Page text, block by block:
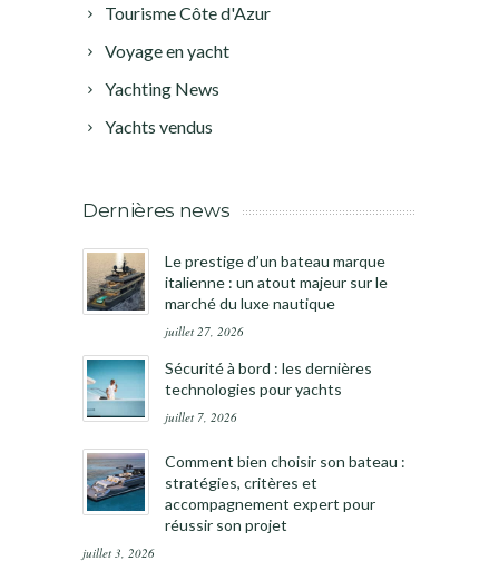
Tourisme Côte d'Azur
Voyage en yacht
Yachting News
Yachts vendus
Dernières news
Le prestige d’un bateau marque
italienne : un atout majeur sur le
marché du luxe nautique
juillet 27, 2026
Sécurité à bord : les dernières
technologies pour yachts
juillet 7, 2026
Comment bien choisir son bateau :
stratégies, critères et
accompagnement expert pour
réussir son projet
juillet 3, 2026